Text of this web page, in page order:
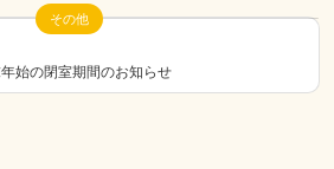
その他
始の閉室期間のお知らせ